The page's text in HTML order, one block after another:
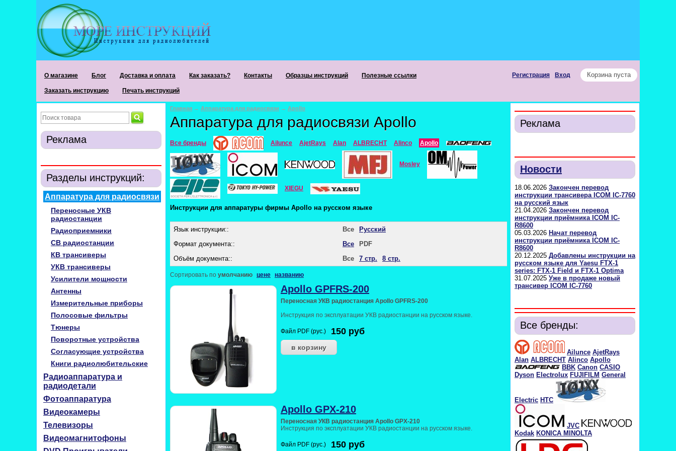
О магазине Блог Доставка и оплата Как заказать? Контакты Образцы инструкций Полезные ссылки
Заказать инструкцию Печать инструкций
Корзина пуста
Регистрация Вход
Реклама
Разделы инструкций:
Аппаратура для радиосвязи
Переносные УКВ
радиостанции
Радиоприемники
CB радиостанции
КВ трансиверы
УКВ трансиверы
Усилители мощности
Антенны
Измерительные приборы
Полосовые фильтры
Тюнеры
Поворотные устройства
Согласующие устройства
Книги радиолюбительские
Радиоаппаратура и
радиодетали
Фотоаппаратура
Видеокамеры
Телевизоры
Видеомагнитофоны
Реклама
Новости
18.06.2026 Закончен перевод
инструкции трансивера ICOM IC-7760
на русский язык
21.04.2026 Закончен перевод
инструкции приёмника ICOM IC-
R8600
05.03.2026 Начат перевод
инструкции приёмника ICOM IC-
R8600
20.12.2025 Добавлены инструкции на
русском языке для Yaesu FTX-1
series: FTX-1 Field и FTX-1 Optima
31.07.2025 Уже в продаже новый
трансивер ICOM IC-7760
Все бренды:
Ailunce AjetRays
Alan ALBRECHT Alinco Apollo
BBK Canon CASIO
Dyson Electrolux FUJIFILM General
Electric HTC
JVC
Kodak KONICA MINOLTA
Главная → Аппаратура для радиосвязи → Apollo
Аппаратура для радиосвязи Apollo
Все бренды Ailunce AjetRays Alan ALBRECHT Alinco Apollo
Mosley
XIEGU
Инструкции для аппаратуры фирмы Apollo на русском языке
Язык инструкции:: Все
Русский
Формат документа::
Все
PDF
Объём документа::
Все 7 стр. 8 стр.
Сортировать по умолчанию цене названию
Apollo GPFRS-200
Переносная УКВ радиостанция Apollo GPFRS-200
Инструкция по эксплуатации УКВ радиостанции на русском языке.
Файл PDF (рус.) 150 руб
Apollo GPX-210
Переносная УКВ радиостанция Apollo GPX-210
Инструкция по эксплуатации УКВ радиостанции на русском языке.
Файл PDF (рус.) 150 руб